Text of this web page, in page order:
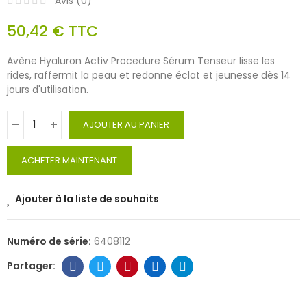
50,42 € TTC
Avène Hyaluron Activ Procedure Sérum Tenseur lisse les
rides, raffermit la peau et redonne éclat et jeunesse dès 14
jours d'utilisation.
AJOUTER AU PANIER
ACHETER MAINTENANT
Ajouter à la liste de souhaits
Numéro de série: 6408112